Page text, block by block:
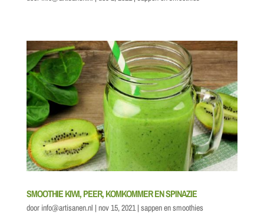
SMOOTHIE KIWI, PEER, KOMKOMMER EN SPINAZIE
door info@artisanen.nl | nov 15, 2021| sappen en smoothies